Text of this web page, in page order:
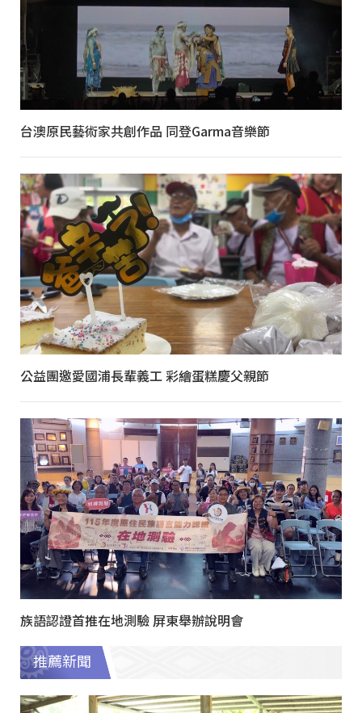
台澳原民藝術家共創作品 同登Garma音樂節
公益團邀愛國浦長輩義工 彩繪蛋糕慶父親節
族語認證首推在地測驗 屏東舉辦說明會
推薦新聞